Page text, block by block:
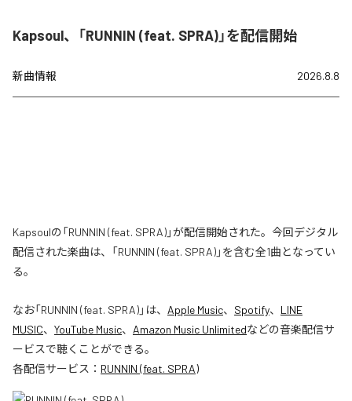
Kapsoul、「RUNNIN (feat. SPRA)」を配信開始
新曲情報 2026.8.8
Kapsoulの「RUNNIN (feat. SPRA)」が配信開始された。今回デジタル
配信された楽曲は、「RUNNIN (feat. SPRA)」を含む全1曲となってい
る。
なお「RUNNIN (feat. SPRA)」は、 Apple Music、 Spotify、 LINE
MUSIC、 YouTube Music、 Amazon Music Unlimitedなどの音楽配信サ
ービスで聴くことができる。
各配信サービス： RUNNIN (feat. SPRA)